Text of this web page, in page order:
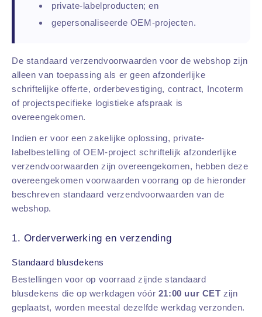
private-labelproducten; en
gepersonaliseerde OEM-projecten.
De standaard verzendvoorwaarden voor de webshop zijn
alleen van toepassing als er geen afzonderlijke
schriftelijke offerte, orderbevestiging, contract, Incoterm
of projectspecifieke logistieke afspraak is
overeengekomen.
Indien er voor een zakelijke oplossing, private-
labelbestelling of OEM-project schriftelijk afzonderlijke
verzendvoorwaarden zijn overeengekomen, hebben deze
overeengekomen voorwaarden voorrang op de hieronder
beschreven standaard verzendvoorwaarden van de
webshop.
1. Orderverwerking en verzending
Standaard blusdekens
Bestellingen voor op voorraad zijnde standaard
blusdekens die op werkdagen vóór 21:00 uur CET zijn
geplaatst, worden meestal dezelfde werkdag verzonden.